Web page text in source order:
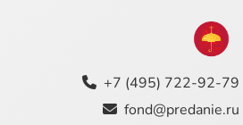
+7 (495) 722-92-79
fond@predanie.ru